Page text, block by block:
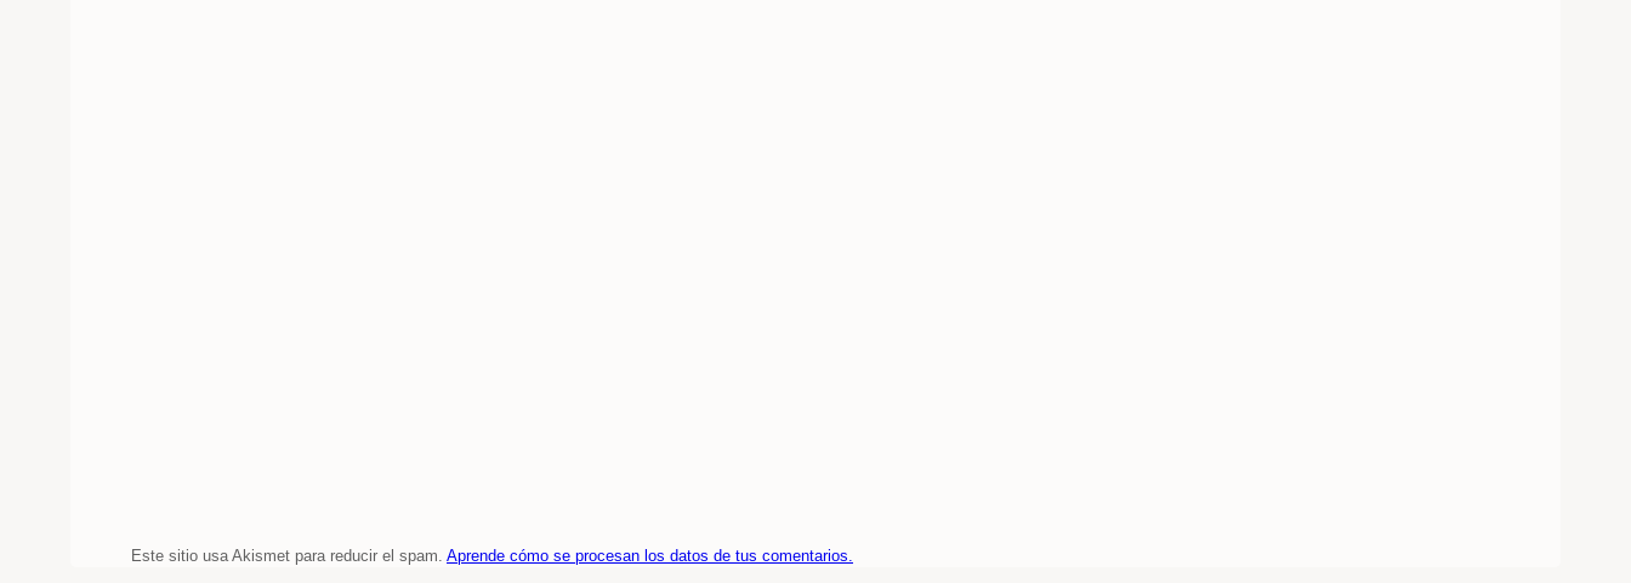
Este sitio usa Akismet para reducir el spam. Aprende cómo se procesan los datos de tus comentarios.